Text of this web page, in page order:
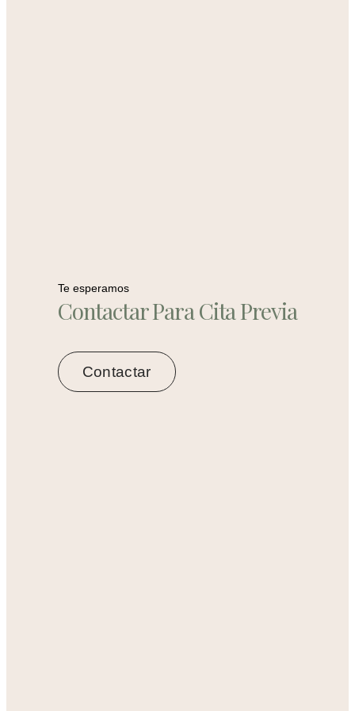
Te esperamos
Contactar Para Cita Previa
Contactar